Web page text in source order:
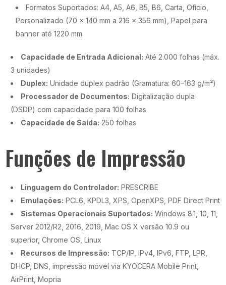
Formatos Suportados: A4, A5, A6, B5, B6, Carta, Ofício,
Personalizado (70 x 140 mm a 216 x 356 mm), Papel para
banner até 1220 mm
Capacidade de Entrada Adicional: Até 2.000 folhas (máx.
3 unidades)
Duplex: Unidade duplex padrão (Gramatura: 60–163 g/m²)
Processador de Documentos: Digitalização dupla
(DSDP) com capacidade para 100 folhas
Capacidade de Saída: 250 folhas
Funções de Impressão
Linguagem do Controlador: PRESCRIBE
Emulações: PCL6, KPDL3, XPS, OpenXPS, PDF Direct Print
Sistemas Operacionais Suportados: Windows 8.1, 10, 11,
Server 2012/R2, 2016, 2019, Mac OS X versão 10.9 ou
superior, Chrome OS, Linux
Recursos de Impressão: TCP/IP, IPv4, IPv6, FTP, LPR,
DHCP, DNS, impressão móvel via KYOCERA Mobile Print,
AirPrint, Mopria